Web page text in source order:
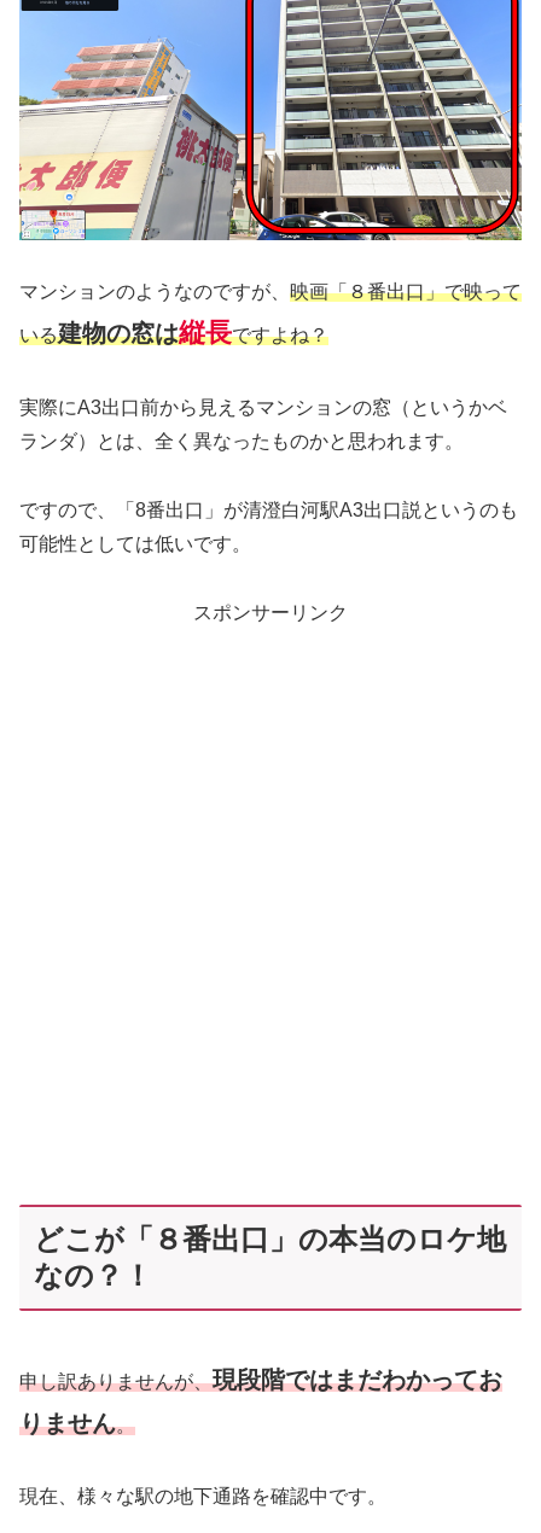
マンションのようなのですが、 映画「８番出口」で映って
いる建物の窓は縦長ですよね？
実際にA3出口前から見えるマンションの窓（というかベ
ランダ）とは、全く異なったものかと思われます。
ですので、「8番出口」が清澄白河駅A3出口説というのも
可能性としては低いです。
スポンサーリンク
どこが「８番出口」の本当のロケ地
なの？！
申し訳ありませんが、現段階ではまだわかってお
りません。
現在、様々な駅の地下通路を確認中です。